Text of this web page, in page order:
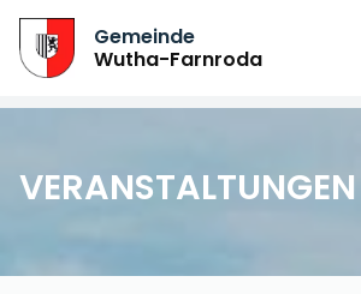
Gemeinde
Wutha-Farnroda
VERANSTALTUNGEN